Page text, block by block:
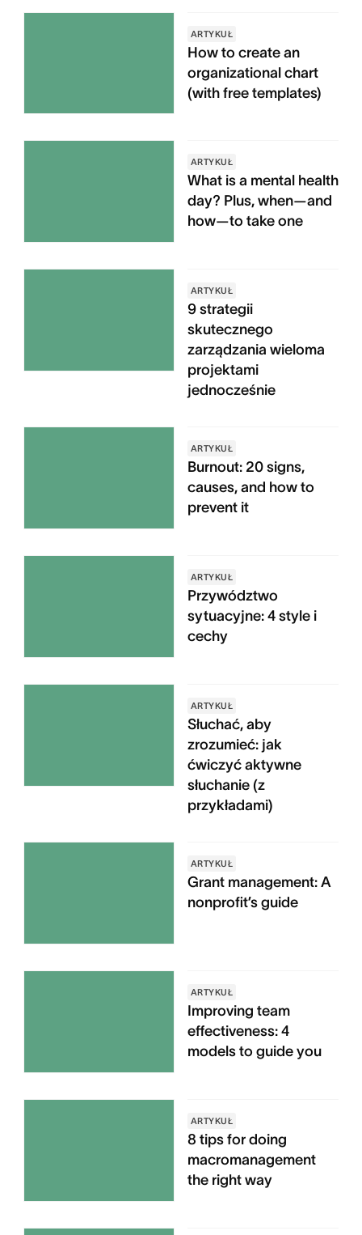
ARTYKUŁ
How to create an
organizational chart
(with free templates)
ARTYKUŁ
What is a mental health
day? Plus, when—and
how—to take one
ARTYKUŁ
9 strategii
skutecznego
zarządzania wieloma
projektami
jednocześnie
ARTYKUŁ
Burnout: 20 signs,
causes, and how to
prevent it
ARTYKUŁ
Przywództwo
sytuacyjne: 4 style i
cechy
ARTYKUŁ
Słuchać, aby
zrozumieć: jak
ćwiczyć aktywne
słuchanie (z
przykładami)
ARTYKUŁ
Grant management: A
nonprofit’s guide
ARTYKUŁ
Improving team
effectiveness: 4
models to guide you
ARTYKUŁ
8 tips for doing
macromanagement
the right way